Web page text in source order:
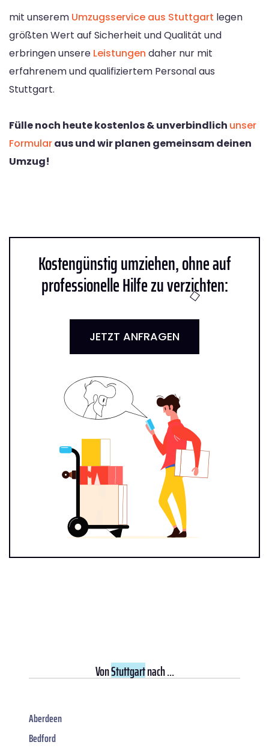
mit unserem Umzugsservice aus Stuttgart legen
größten Wert auf Sicherheit und Qualität und
erbringen unsere Leistungen daher nur mit
erfahrenem und qualifiziertem Personal aus
Stuttgart.
Fülle noch heute kostenlos & unverbindlich unser
Formularaus und wir planen gemeinsam deinen
Umzug!
Kostengünstig umziehen, ohne auf
professionelle Hilfe zu verzichten:
JETZT ANFRAGEN
VonStuttgartnach ...
Aberdeen
Bedford